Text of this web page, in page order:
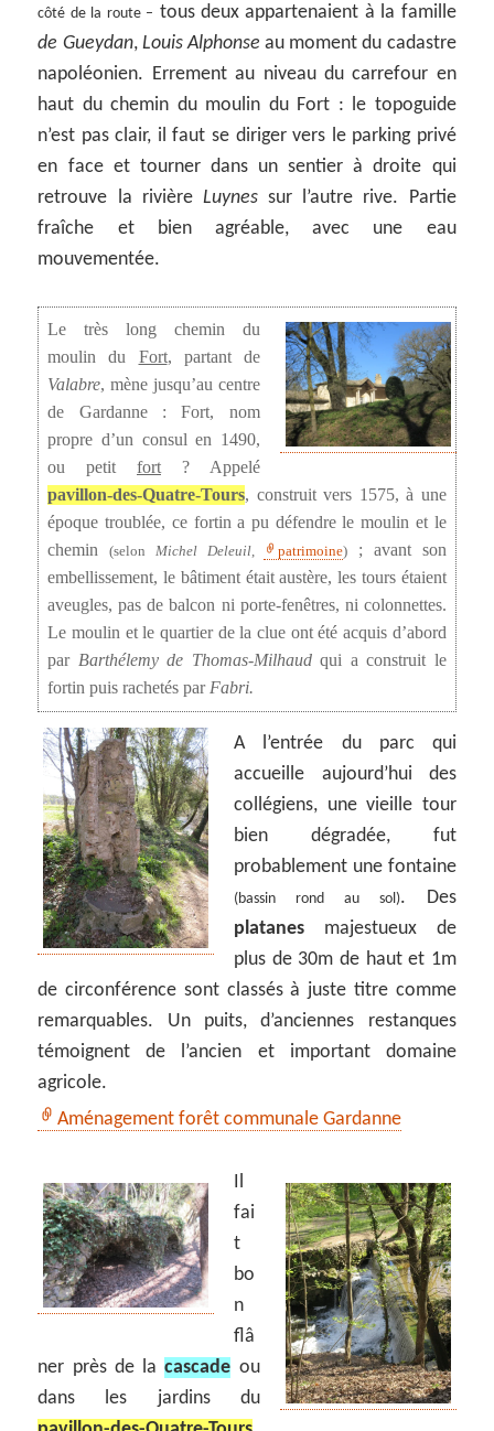
côté de la route – tous deux appartenaient à la famille
de Gueydan, Louis Alphonse au moment du cadastre
napoléonien. Errement au niveau du carrefour en
haut du chemin du moulin du Fort : le topoguide
n’est pas clair, il faut se diriger vers le parking privé
en face et tourner dans un sentier à droite qui
retrouve la rivière Luynessur l’autre rive. Partie
fraîche et bien agréable, avec une eau
mouvementée.
Le très long chemin du
moulin du Fort, partant de
Valabre, mène jusqu’au centre
de Gardanne : Fort, nom
propre d’un consul en 1490,
ou petit fort? Appelé
pavillon-des-Quatre-Tours, construit vers 1575, à une
époque troublée, ce fortin a pu défendre le moulin et le
chemin(selon Michel Deleuil, patrimoine)
; avant son
embellissement, le bâtiment était austère, les tours étaient
aveugles, pas de balcon ni porte-fenêtres, ni colonnettes.
Le moulin et le quartier de la clue ont été acquis d’abord
par Barthélemy de Thomas-Milhaudqui a construit le
fortin puis rachetés parFabri.
A l’entrée du parc qui
accueille aujourd’hui des
collégiens, une vieille tour
bien dégradée, fut
probablement une fontaine
(bassin rond au sol). Des
platanes majestueux de
plus de 30m de haut et 1m
de circonférence sont classés à juste titre comme
remarquables. Un puits, d’anciennes restanques
témoignent de l’ancien et important domaine
agricole.
Aménagement forêt communale Gardanne
Il
fai
t
bo
n
flâ
ner près de lacascade ou
dans les jardins du